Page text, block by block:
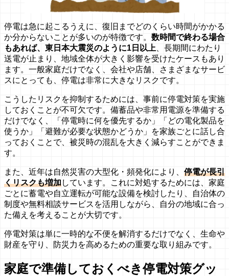
停電は急に起こるうえに、復旧までどのくらい時間がかかる
か分からないことが多いのが特徴です。 数時間で終わる場合
もあれば、東日本大震災のように1日以上 、長期間にわたり
送電が止まり、地域全体が大きく影響を受けたケースもあり
ます。一般家庭だけでなく、会社や店舗、さまざまなサービ
スにとっても、停電は非常に大きなリスクです。
こうしたリスクを抑制するためには、事前に停電対策を実施
しておくことが不可欠です。備蓄品や非常用電源を準備する
だけでなく、「停電時に何を優先するか」「どの電化製品を
使うか」「避難が必要な状態かどうか」を家族ごとに話し合
っておくことで、被災時の混乱を大きく減らすことができま
す。
また、近年は自然災害の大型化・頻発化により、 停電が長引
くリスクも増加しています。これに対処するためには、家庭
ごとに蓄電や自立運転が可能な設備を検討したり、自治体の
制度や無料相談サービスを活用しながら、自分の地域に合っ
た備えを考えることが大切です。
停電対策は単に一時的な不便を解消するだけでなく、生命や
財産を守り、防災力を高めるための重要な取り組みです。
家庭で準備しておくべき停電対策グッ